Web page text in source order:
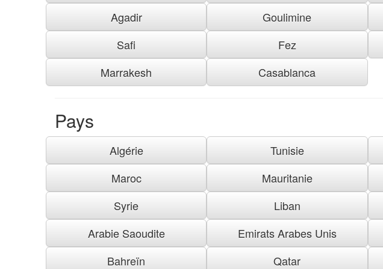
Agadir Goulimine
Safi
Fez
Marrakesh
Casablanca
Pays
Algérie Tunisie
Maroc
Mauritanie
Syrie
Liban
Arabie Saoudite
Emirats Arabes Unis
Bahreïn
Qatar